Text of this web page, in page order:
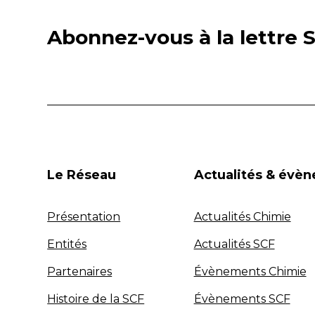
Abonnez-vous à la lettre
Le Réseau
Présentation
Entités
Partenaires
Histoire de la SCF
Actualités &
Actualités Chimie
Actualités SCF
Évènements Chimie
Évènements SCF